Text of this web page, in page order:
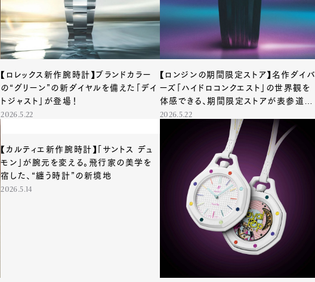
【ロレックス新作腕時計】ブランドカラー
の“グリーン”の新ダイヤルを備えた「デイ
トジャスト」が登場！
2026.5.22
【ロンジンの期間限定ストア】名作ダイバ
ーズ「ハイドロコンクエスト」の世界観を
体感できる、期間限定ストアが表参道に
出現！
2026.5.22
【カルティエ新作腕時計】「サントス デュ
モン」が腕元を変える。飛行家の美学を
宿した、“纏う時計”の新境地
2026.5.14